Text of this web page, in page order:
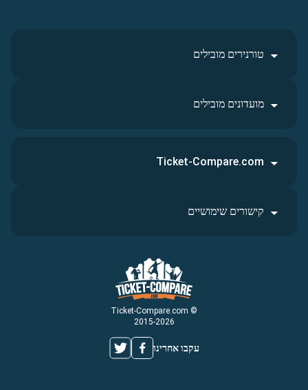
טורנירים מובילים
מועדונים מובילים
© Ticket-Compare.com
2015-2026
עקבו אחרינו
Ticket-Compare.com
קישורים שימושיים